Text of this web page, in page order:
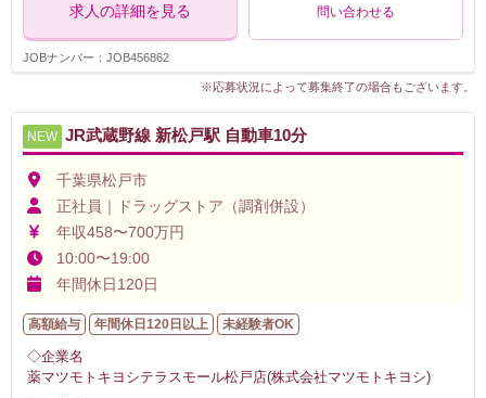
求人の詳細を見る 問い合わせる
JOBナンバー：JOB456862
※応募状況によって募集終了の場合もございます。
NEW JR武蔵野線 新松戸駅 自動車10分
千葉県松戸市
正社員｜ドラッグストア（調剤併設）
年収458〜700万円
10:00〜19:00
年間休日120日
高額給与 年間休日120日以上 未経験者OK
◇企業名
薬マツモトキヨシテラスモール松戸店(株式会社マツモトキヨシ)